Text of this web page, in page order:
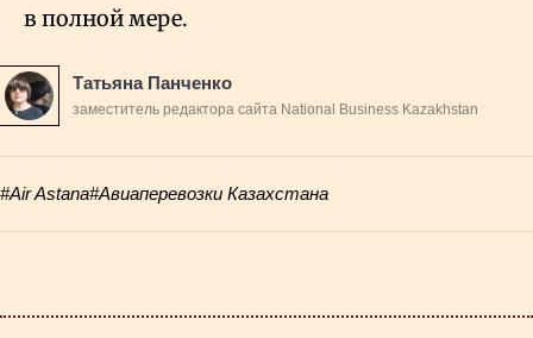
в полной мере.
Татьяна Панченко
заместитель редактора сайта National Business Kazakhstan
#Air Astana#Авиаперевозки Казахстана